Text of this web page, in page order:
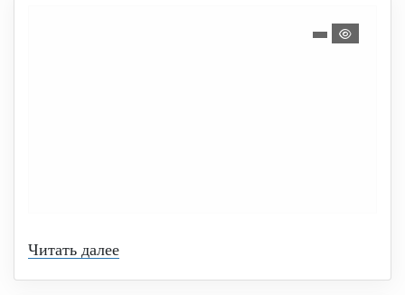
Читать далее